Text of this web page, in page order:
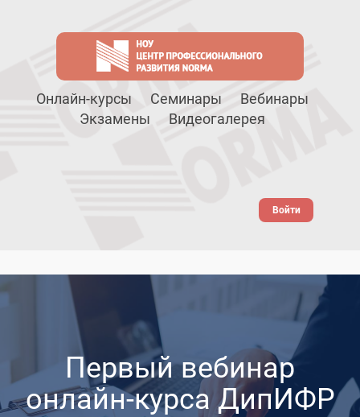
Онлайн-курсы Семинары
Вебинары
Экзамены
Видеогалерея
Войти
Первый вебинар
онлайн-курса ДипИФР